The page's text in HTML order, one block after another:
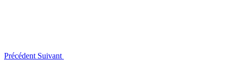
Précédent Suivant